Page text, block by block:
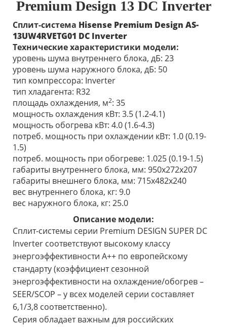
Premium Design 13 DC Inverter
Сплит-система Hisense Premium Design AS-
13UW4RVETG01 DC Inverter
Технические характеристики модели:
уровень шума внутреннего блока, дБ: 23
уровень шума наружного блока, дБ: 50
тип компрессора: Inverter
тип хладагента: R32
площадь охлаждения, м2: 35
мощность охлаждения кВт: 3.5 (1.2-4.1)
мощность обогрева кВт: 4.0 (1.6-4.3)
потреб. мощность при охлаждении кВт: 1.0 (0.19-
1.5)
потреб. мощность при обогреве: 1.025 (0.19-1.5)
габариты внутреннего блока, мм: 950x272x207
габариты внешнего блока, мм: 715х482х240
вес внутреннего блока, кг: 9.0
вес наружного блока, кг: 25.0
Описание модели:
Сплит-системы серии Premium DESIGN SUPER DC
Inverter соответствуют высокому классу
энергоэффективности A++ по европейскому
стандарту (коэффициент сезонной
энергоэффективности на охлаждение/обогрев –
SEER/SCOP – у всех моделей серии составляет
6,1/3,8 соответственно).
Серия обладает важным для российских